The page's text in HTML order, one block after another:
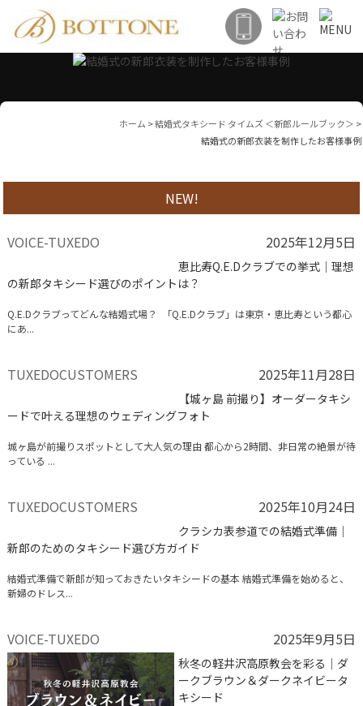
ホーム >結婚式タキシード タイムズ ＜新郎ルールブック＞ >
結婚式の新郎衣装を制作したお客様事例
NEW!
VOICE-TUXEDO 2025年12月5日
恵比寿Q.E.Dクラブでの挙式│理想
の新郎タキシード選びのポイントは？
Q.E.Dクラブってどんな結婚式場？ 「Q.E.Dクラブ」は東京・恵比寿という都心
にあ...
TUXEDOCUSTOMERS 2025年11月28日
【城ヶ島 前撮り】オーダータキシ
ードで叶える理想のウェディングフォト
城ヶ島が前撮りスポットとして大人気の理由 都心から2時間、非日常の絶景が待
っている ...
TUXEDOCUSTOMERS 2025年10月24日
クラシカ表参道での結婚式準備｜
新郎のためのタキシード選び方ガイド
結婚式準備で新郎が知っておきたいタキシードの基本 結婚式準備を始めると、
新婦のドレス...
VOICE-TUXEDO 2025年9月5日
秋冬の軽井沢高原教会を彩る│ダ
ークブラウン＆ダークネイビータ
キシード